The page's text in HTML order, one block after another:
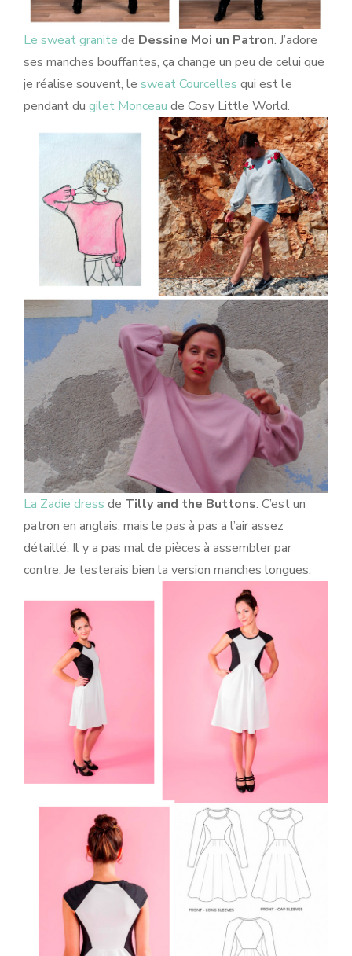
Le sweat granite de Dessine Moi un Patron. J’adore
ses manches bouffantes, ça change un peu de celui que
je réalise souvent, le sweat Courcelles qui est le
pendant du gilet Monceau de Cosy Little World.
La Zadie dress de Tilly and the Buttons. C’est un
patron en anglais, mais le pas à pas a l’air assez
détaillé. Il y a pas mal de pièces à assembler par
contre. Je testerais bien la version manches longues.